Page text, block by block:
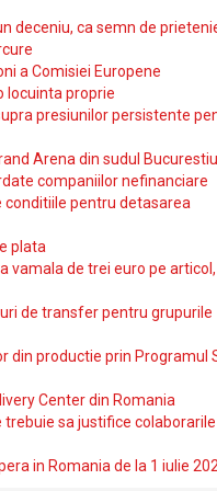
deceniu, ca semn de
a Comisiei Europene
locuinta proprie
presiunilor persistente
Arena din sudul
companiilor nefinanciare
pentru detasarea
plata
vamala de trei euro pe articol,
de transfer pentru grupurile
din productie prin Programul
Center din Romania
sa justifice colaborarile
in Romania de la 1 iulie